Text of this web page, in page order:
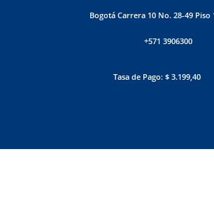
Bogotá Carrera 10 No. 28-49
+571 3906300
Tasa de Pago: $ 3.199,40